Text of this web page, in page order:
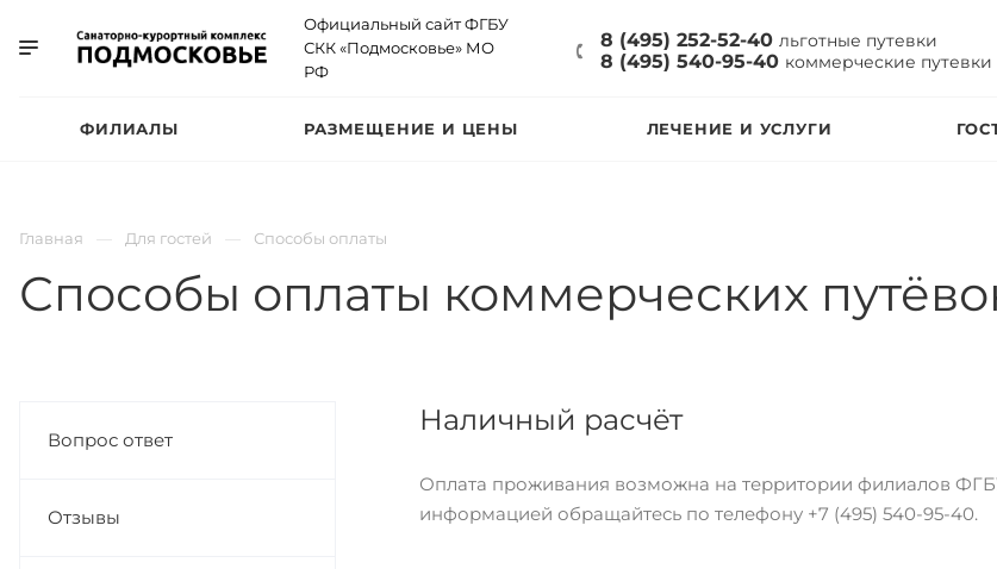
Официальный сайт ФГБУ
СКК «Подмосковье» МО
РФ
8 (495) 252-52-40 льготные путевки
8 (495) 540-95-40 коммерческие путевки
ФИЛИАЛЫ РАЗМЕЩЕНИЕ И ЦЕНЫ ЛЕЧЕНИЕ И УСЛУГИ
Главная Для гостей Способы оплаты
Способы оплаты коммерческих
Вопрос ответ
Отзывы
Наличный расчёт
Оплата проживания возможна на территории филиалов
информацией обращайтесь по телефону +7 (495) 540-95-40.